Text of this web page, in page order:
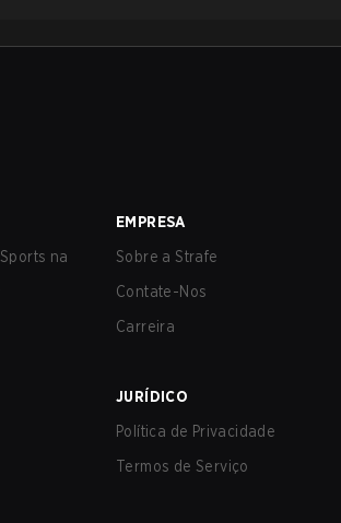
na
EMPRESA
Sobre a Strafe
Contate-Nos
Carreira
JURÍDICO
Política de Privacidade
Termos de Serviço